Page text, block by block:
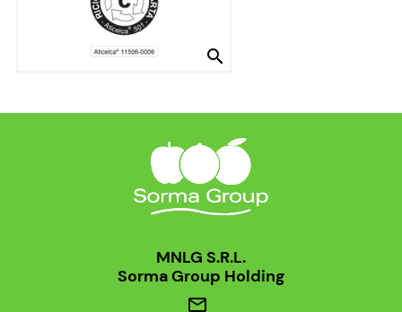
search
MNLG S.R.L.
Sorma Group Holding
mail